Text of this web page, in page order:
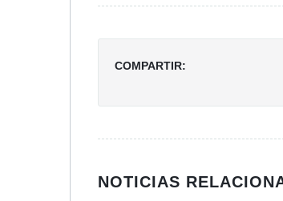
COMPARTIR:
NOTICIAS